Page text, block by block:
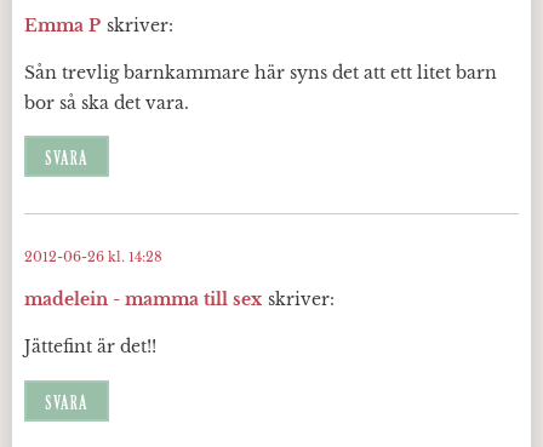
Emma P skriver:
Sån trevlig barnkammare här syns det att ett litet barn
bor så ska det vara.
SVARA
madelein - mamma till sex skriver:
2012-06-26 kl. 14:28
Jättefint är det!!
SVARA